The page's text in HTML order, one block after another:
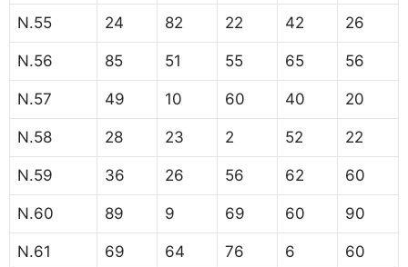
N.55 24 82 22 42 26
N.56 85 51 55 65 56
N.57 49 10 60 40 20
N.58 28 23 2 52 22
N.59 36 26 56 62 60
N.60 89 9 69 60 90
N.61 69 64 76 6 60